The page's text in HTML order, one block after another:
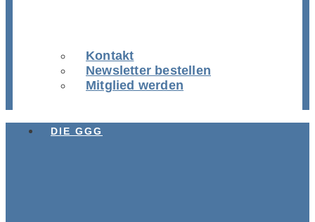
Kontakt
Newsletter bestellen
Mitglied werden
DIE GGG